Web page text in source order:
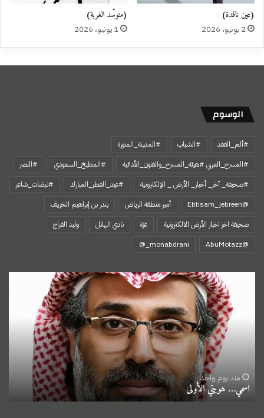
(عين ناقدة)
2 يونيو، 2026
(متوسّد الغربة)
1 يونيو، 2026
الوسوم
#ألم_الفقد #الشباب
#المدينة_المنورة
#المسرح_العربي #هيئة_المسرح_والفنون_الأدائية
#المطبخ_السعودي
#النصر
#صحيفة_ آخر_ أخبار_ الأرض _ الإلكترونية
#عيد_الفطر_المبارك
#نبضات_شاعر
@Ebtisam_jebreen
أمير منطقة الرياض
بندر بن إبراهيم الخريف
صحيفة اخر اخبار الأرض الالكترونية
غزة نادي الهلال
وليد الفراج
‏@AbuMotazz
منذ يوم واحد
اسمي… هويتي الأولى